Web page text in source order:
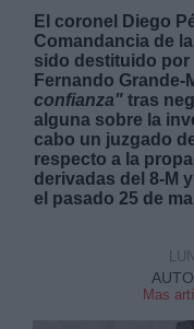
El coronel Diego
Comandancia de
sido destituido por
Fernando Grande-
confianza"tras
alguna sobre la
cabo un juzgado
respecto a la
derivadas del 8-M
el pasado 25 de
Mas
Derechos:
Información adicional